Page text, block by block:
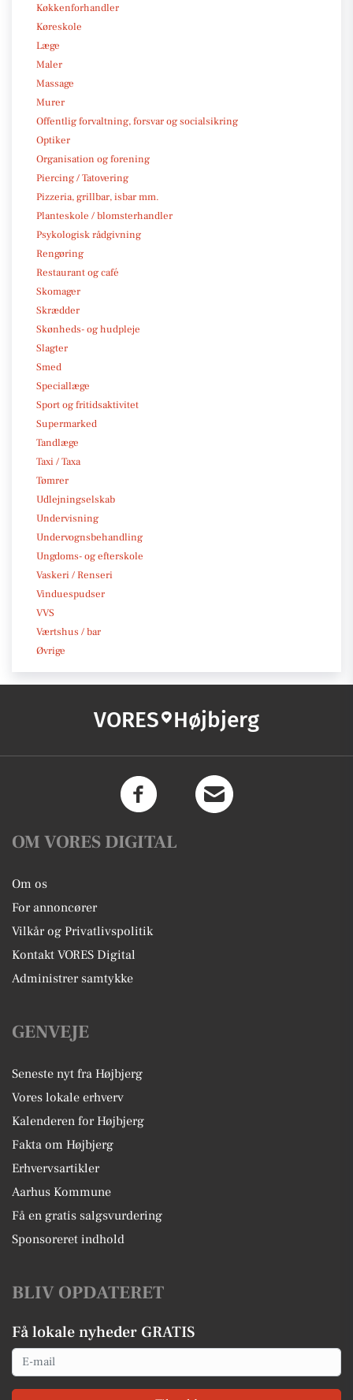
Køkkenforhandler
Køreskole
Læge
Maler
Massage
Murer
Offentlig forvaltning, forsvar og socialsikring
Optiker
Organisation og forening
Piercing / Tatovering
Pizzeria, grillbar, isbar mm.
Planteskole / blomsterhandler
Psykologisk rådgivning
Rengøring
Restaurant og café
Skomager
Skrædder
Skønheds- og hudpleje
Slagter
Smed
Speciallæge
Sport og fritidsaktivitet
Supermarked
Tandlæge
Taxi / Taxa
Tømrer
Udlejningselskab
Undervisning
Undervognsbehandling
Ungdoms- og efterskole
Vaskeri / Renseri
Vinduespudser
VVS
Værtshus / bar
Øvrige
VORES Højbjerg
OM VORES DIGITAL
Om os
For annoncører
Vilkår og Privatlivspolitik
Kontakt VORES Digital
Administrer samtykke
GENVEJE
Seneste nyt fra Højbjerg
Vores lokale erhverv
Kalenderen for Højbjerg
Fakta om Højbjerg
Erhvervsartikler
Aarhus Kommune
Få en gratis salgsvurdering
Sponsoreret indhold
BLIV OPDATERET
Få lokale nyheder GRATIS
Email